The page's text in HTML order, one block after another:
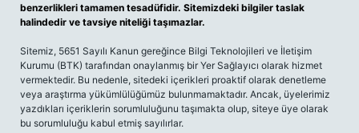
benzerlikleri tamamen tesadüfidir. Sitemizdeki bilgiler taslak
halindedir ve tavsiye niteliği taşımazlar.
Sitemiz, 5651 Sayılı Kanun gereğince Bilgi Teknolojileri ve İletişim
Kurumu (BTK) tarafından onaylanmış bir Yer Sağlayıcı olarak hizmet
vermektedir. Bu nedenle, sitedeki içerikleri proaktif olarak denetleme
veya araştırma yükümlülüğümüz bulunmamaktadır. Ancak, üyelerimiz
yazdıkları içeriklerin sorumluluğunu taşımakta olup, siteye üye olarak
bu sorumluluğu kabul etmiş sayılırlar.